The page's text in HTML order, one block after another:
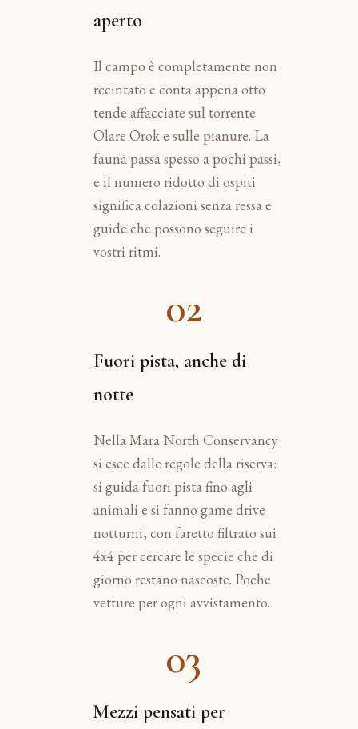
aperto
Il campo è completamente non
recintato e conta appena otto
tende affacciate sul torrente
Olare Orok e sulle pianure. La
fauna passa spesso a pochi passi,
e il numero ridotto di ospiti
significa colazioni senza ressa e
guide che possono seguire i
vostri ritmi.
02
Fuori pista, anche di
notte
Nella Mara North Conservancy
si esce dalle regole della riserva:
si guida fuori pista fino agli
animali e si fanno game drive
notturni, con faretto filtrato sui
4x4 per cercare le specie che di
giorno restano nascoste. Poche
vetture per ogni avvistamento.
03
Mezzi pensati per